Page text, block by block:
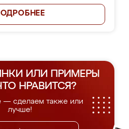
ИЛИ ПРИМЕРЫ
НРАВИТСЯ?
— сделаем также или
лучше!